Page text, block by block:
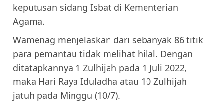
keputusan sidang Isbat di Kementerian
Agama.
Wamenag menjelaskan dari sebanyak 86 titik
para pemantau tidak melihat hilal. Dengan
ditatapkannya 1 Zulhijah pada 1 Juli 2022,
maka Hari Raya Iduladha atau 10 Zulhijah
jatuh pada Minggu (10/7).